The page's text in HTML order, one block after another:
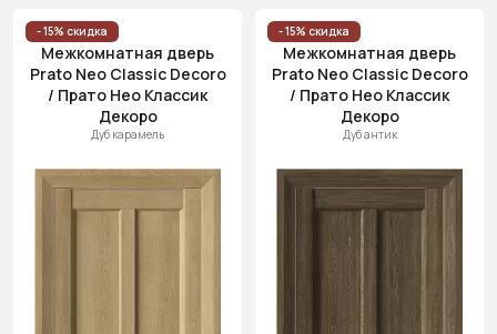
- 15% скидка
Межкомнатная дверь
Prato Neo Classic Decoro
/ Прато Нео Классик
Декоро
Дуб карамель
- 15% скидка
Межкомнатная дверь
Prato Neo Classic Decoro
/ Прато Нео Классик
Декоро
Дуб антик